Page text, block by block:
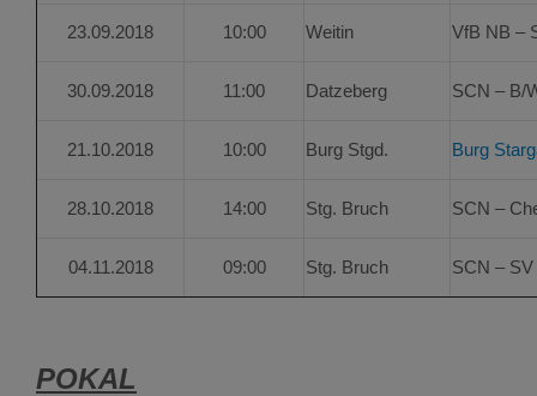
23.09.2018 10:00 Weitin VfB NB –
30.09.2018 11:00 Datzeberg SCN – B/
21.10.2018 10:00 Burg Stgd. Burg
28.10.2018 14:00 Stg. Bruch SCN –
04.11.2018 09:00 Stg. Bruch SCN –
POKAL